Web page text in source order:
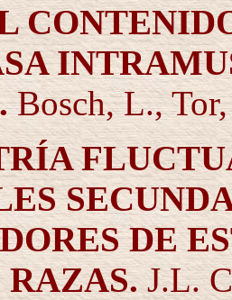
.Bosch, L.,
DE
RAZAS. J.L.